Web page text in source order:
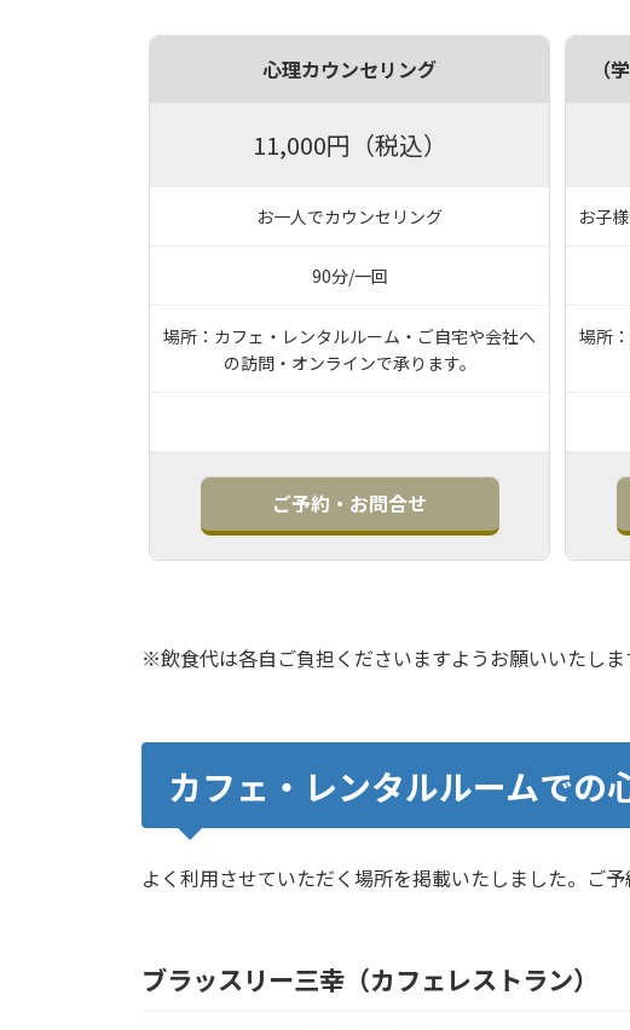
心理カウンセリング
11,000円（税込）
お一人でカウンセリング
90分/一回
場所：カフェ・レンタルルーム・ご自宅や会社へ
の訪問・オンラインで承ります。
ご予約・お問合せ
（
お子
場所
※飲食代は各自ご負担くださいますようお願いいたしま
カフェ・レンタルルームでの
よく利用させていただく場所を掲載いたしました。ご
ブラッスリー三幸（カフェレストラン）